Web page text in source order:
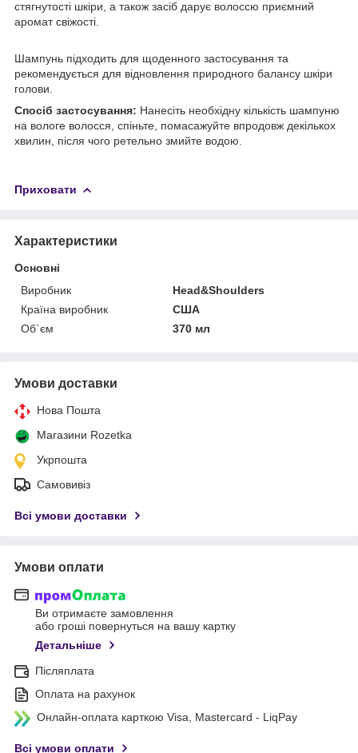
стягнутості шкіри, а також засіб дарує волоссю приємний
аромат свіжості.
Шампунь підходить для щоденного застосування та
рекомендується для відновлення природного балансу шкіри
голови.
Спосіб застосування: Нанесіть необхідну кількість шампуню
на вологе волосся, спіньте, помасажуйте впродовж декількох
хвилин, після чого ретельно змийте водою.
Приховати
Характеристики
Основні
Виробник
Head&Shoulders
Країна виробник
США
Об`єм
370 мл
Умови доставки
Нова Пошта
Магазини Rozetka
Укрпошта
Самовивіз
Всі умови доставки
Умови оплати
Ви отримаєте замовлення
або гроші повернуться на вашу картку
Детальніше
Післяплата
Оплата на рахунок
Онлайн-оплата карткою Visa, Mastercard - LiqPay
Всі умови оплати